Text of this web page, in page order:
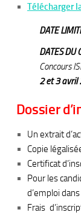
Télécharger
DATE
DATES DU
Concours
2 et 3 avril
Dossier
Un extrait
Copie
Certificat
Pour les
d’emploi
Frais